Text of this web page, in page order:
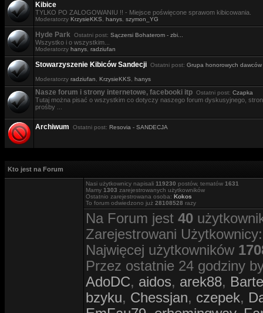
Kibice
TYLKO PO ZALOGOWANIU !! - Miejsce poświęcone sprawom kibicowania.
Moderatorzy KrzysieKKS hanys szymon_YG
Hyde Park Ostatni post: Sączersi Bohaterom - zbi...
Wszystko i o wszystkim...
Moderatorzy hanys radziufan
Stowarzyszenie Kibiców Sandecji Ostatni post: Grupa honorowych dawców
Moderatorzy radziufan KrzysieKKS hanys
Nasze forum i strony internetowe, facebooki itp Ostatni post: Czapka
Tutaj można pisać o wszystkim co dotyczy naszego forum dyskusyjnego,
prośby ...
Archiwum Ostatni post: Resovia - SANDECJA
Kto jest na Forum
Nasi użytkownicy napisali 119230 postów, tematów 1631
Mamy 1303 zarejestrowanych użytkowników
Ostatnio zarejestrowana osoba: Kokos
To forum odwiedzono już 28108528 razy
Na Forum jest 40
Zarejestrowani
Najwięcej użytkowników
Przez ostatnie 24 godziny
AdoDC, aidos, arek88,
bzyku, Chessjan, czepek,